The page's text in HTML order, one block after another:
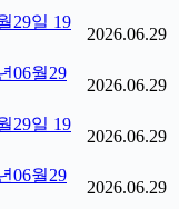
29일 19
2026.06.29
06월29
2026.06.29
29일 19
2026.06.29
06월29
2026.06.29